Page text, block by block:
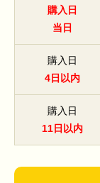
購入日
当日
購入日
4日以内
購入日
11日以内